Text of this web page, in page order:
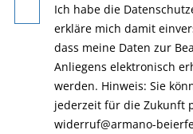
Ich habe die
erkläre mich damit
dass meine Daten zur
Anliegens elektronisch
werden. Hinweis: Sie
jederzeit für die Zukunft
widerruf@armano-